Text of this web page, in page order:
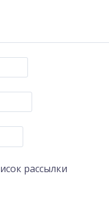
рассылки